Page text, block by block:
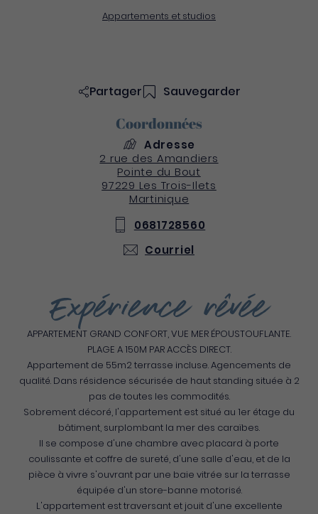
Appartements et studios
Expérience rêvée
APPARTEMENT GRAND CONFORT, VUE MER ÉPOUSTOUFLANTE.
PLAGE A 150M PAR ACCÈS DIRECT.
Appartement de 55m2 terrasse incluse. Agencements de
qualité. Dans résidence sécurisée de haut standing située à 2
pas de toutes les commodités.
Sobrement décoré, l'appartement est situé au 1er étage du
bâtiment, surplombant la mer des caraïbes.
Il se compose d'une chambre avec placard à porte
coulissante et coffre de sureté, d'une salle d'eau, et de la
pièce à vivre s'ouvrant par une baie vitrée sur la terrasse
équipée d'un store-banne motorisé.
L'appartement est traversant et jouit d'une excellente
Partager Sauvegarder
Coordonnées
Adresse
2 rue des Amandiers
Pointe du Bout
97229 Les Trois-Ilets
Martinique
0681728560
Courriel